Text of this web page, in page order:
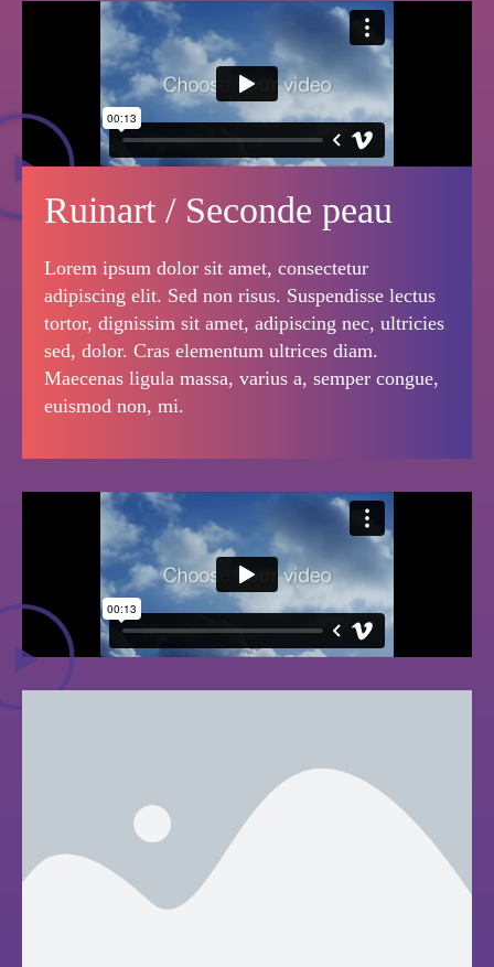
Ruinart / Seconde peau
Lorem ipsum dolor sit amet, consectetur
adipiscing elit. Sed non risus. Suspendisse lectus
tortor, dignissim sit amet, adipiscing nec, ultricies
sed, dolor. Cras elementum ultrices diam.
Maecenas ligula massa, varius a, semper congue,
euismod non, mi.